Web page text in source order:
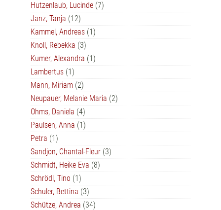
Hutzenlaub, Lucinde (7)
Janz, Tanja (12)
Kammel, Andreas (1)
Knoll, Rebekka (3)
Kumer, Alexandra (1)
Lambertus (1)
Mann, Miriam (2)
Neupauer, Melanie Maria (2)
Ohms, Daniela (4)
Paulsen, Anna (1)
Petra (1)
Sandjon, Chantal-Fleur (3)
Schmidt, Heike Eva (8)
Schrödl, Tino (1)
Schuler, Bettina (3)
Schütze, Andrea (34)